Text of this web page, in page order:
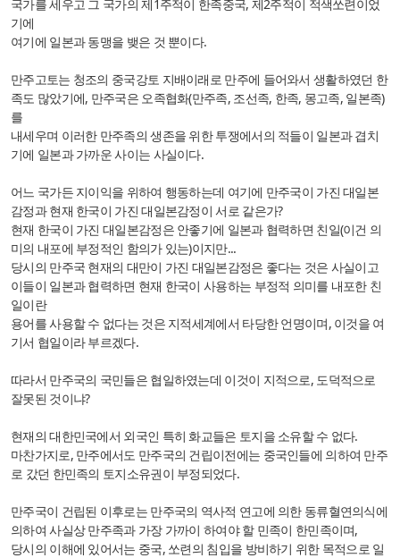
국가를 세우고 그 국가의 제1주적이 한족중국, 제2주적이 적색쏘련이었
기에
여기에 일본과 동맹을 뱆은 것 뿐이다.
만주고토는 청조의 중국강토 지배이래로 만주에 들어와서 생활하였던 한
족도 많았기에, 만주국은 오족협화(만주족, 조선족, 한족, 몽고족, 일본족)
를
내세우며 이러한 만주족의 생존을 위한 투쟁에서의 적들이 일본과 겹치
기에 일본과 가까운 사이는 사실이다.
어느 국가든 지이익을 위하여 행동하는데 여기에 만주국이 가진 대일본
감정과 현재 한국이 가진 대일본감정이 서로 같은가?
현재 한국이 가진 대일본감정은 안좋기에 일본과 협력하면 친일(이건 의
미의 내포에 부정적인 함의가 있는)이지만...
당시의 만주국 현재의 대만이 가진 대일본감정은 좋다는 것은 사실이고
이들이 일본과 협력하면 현재 한국이 사용하는 부정적 의미를 내포한 친
일이란
용어를 사용할 수 없다는 것은 지적세계에서 타당한 언명이며, 이것을 여
기서 협일이라 부르겠다.
따라서 만주국의 국민들은 협일하였는데 이것이 지적으로, 도덕적으로
잘못된 것이냐?
현재의 대한민국에서 외국인 특히 화교들은 토지을 소유할 수 없다.
마찬가지로, 만주에서도 만주국의 건립이전에는 중국인들에 의하여 만주
로 갔던 한민족의 토지소유권이 부정되었다.
만주국이 건립된 이후로는 만주국의 역사적 연고에 의한 동류혈연의식에
의하여 사실상 만주족과 가장 가까이 하여야 할 민족이 한민족이며,
당시의 이해에 있어서는 중국, 쏘련의 침입을 방비하기 위한 목적으로 일